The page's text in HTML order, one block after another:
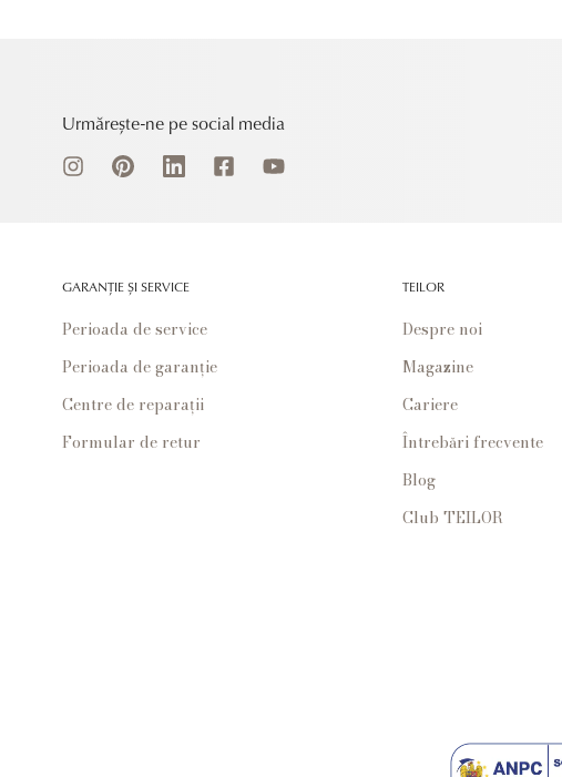
Urmărește-ne pe social media
GARANȚIE ȘI SERVICE
Perioada de service
Perioada de garanție
Centre de reparații
Formular de retur
TEILOR
Despre noi
Magazine
Cariere
Întrebări frecvente
Blog
Club TEILOR